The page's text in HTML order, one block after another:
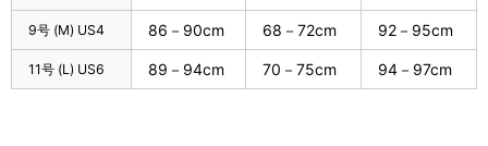
9号 (M) US4 86－90cm 68－72cm 92－95cm
11号 (L) US6 89－94cm 70－75cm 94－97cm